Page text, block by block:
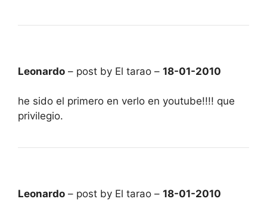
Leonardo – post by El tarao – 18-01-2010
he sido el primero en verlo en youtube!!!! que
privilegio.
Leonardo – post by El tarao – 18-01-2010